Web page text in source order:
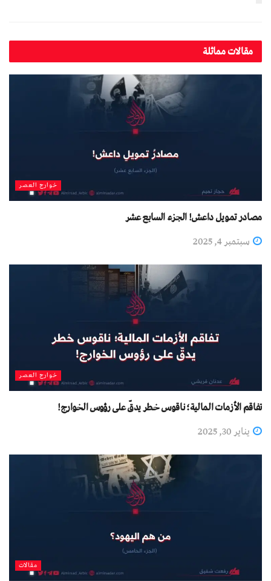
مقالات مماثلة
خوارج العصر
مصادر تمويل داعش! الجزء السابع عشر
سبتمبر 4, 2025
خوارج العصر
تفاقم الأزمات المالية؛ ناقوس خطر يدقّ على رؤوس الخوارج!
يناير 30, 2025
مقالات